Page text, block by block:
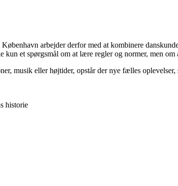
arbejder derfor med at kombinere
et spørgsmål om at lære regler og normer, men
musik eller højtider, opstår der nye fælles
historie